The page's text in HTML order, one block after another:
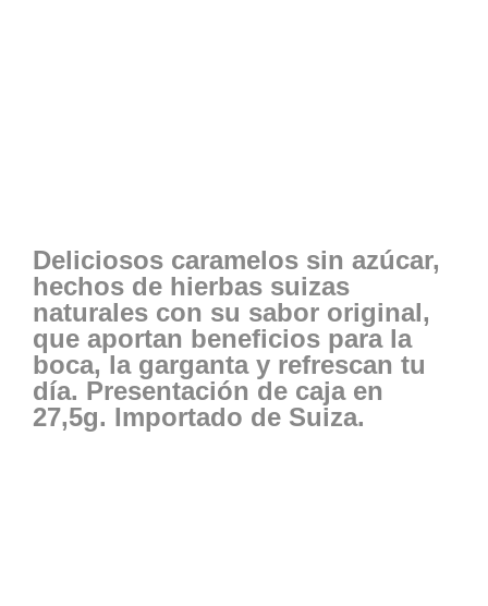
Deliciosos caramelos sin azúcar,
hechos de hierbas suizas
naturales con su sabor original,
que aportan beneficios para la
boca, la garganta y refrescan tu
día. Presentación de caja en
27,5g. Importado de Suiza.